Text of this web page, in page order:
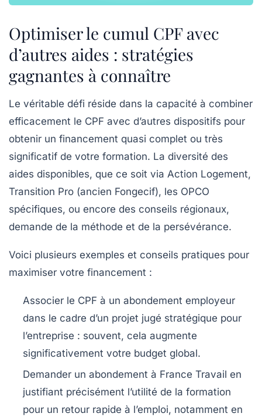
Optimiser le cumul CPF avec
d’autres aides : stratégies
gagnantes à connaître
Le véritable défi réside dans la capacité à combiner
efficacement le CPF avec d’autres dispositifs pour
obtenir un financement quasi complet ou très
significatif de votre formation. La diversité des
aides disponibles, que ce soit via Action Logement,
Transition Pro (ancien Fongecif), les OPCO
spécifiques, ou encore des conseils régionaux,
demande de la méthode et de la persévérance.
Voici plusieurs exemples et conseils pratiques pour
maximiser votre financement :
Associer le CPF à un abondement employeur
dans le cadre d’un projet jugé stratégique pour
l’entreprise : souvent, cela augmente
significativement votre budget global.
Demander un abondement à France Travail en
justifiant précisément l’utilité de la formation
pour un retour rapide à l’emploi, notamment en